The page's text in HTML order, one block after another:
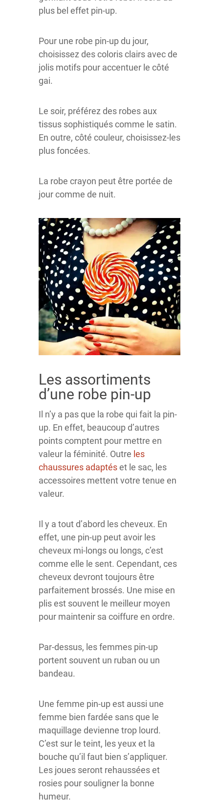
plus bel effet pin-up.
Pour une robe pin-up du jour,
choisissez des coloris clairs avec de
jolis motifs pour accentuer le côté
gai.
Le soir, préférez des robes aux
tissus sophistiqués comme le satin.
En outre, côté couleur, choisissez-les
plus foncées.
La robe crayon peut être portée de
jour comme de nuit.
Les assortiments
d’une robe pin-up
Il n’y a pas que la robe qui fait la pin-
up. En effet, beaucoup d’autres
points comptent pour mettre en
valeur la féminité. Outre les
chaussures adaptéset le sac, les
accessoires mettent votre tenue en
valeur.
Il y a tout d’abord les cheveux. En
effet, une pin-up peut avoir les
cheveux mi-longs ou longs, c’est
comme elle le sent. Cependant, ces
cheveux devront toujours être
parfaitement brossés. Une mise en
plis est souvent le meilleur moyen
pour maintenir sa coiffure en ordre.
Par-dessus, les femmes pin-up
portent souvent un ruban ou un
bandeau.
Une femme pin-up est aussi une
femme bien fardée sans que le
maquillage devienne trop lourd.
C’est sur le teint, les yeux et la
bouche qu’il faut bien s’appliquer.
Les joues seront rehaussées et
rosies pour souligner la bonne
humeur.